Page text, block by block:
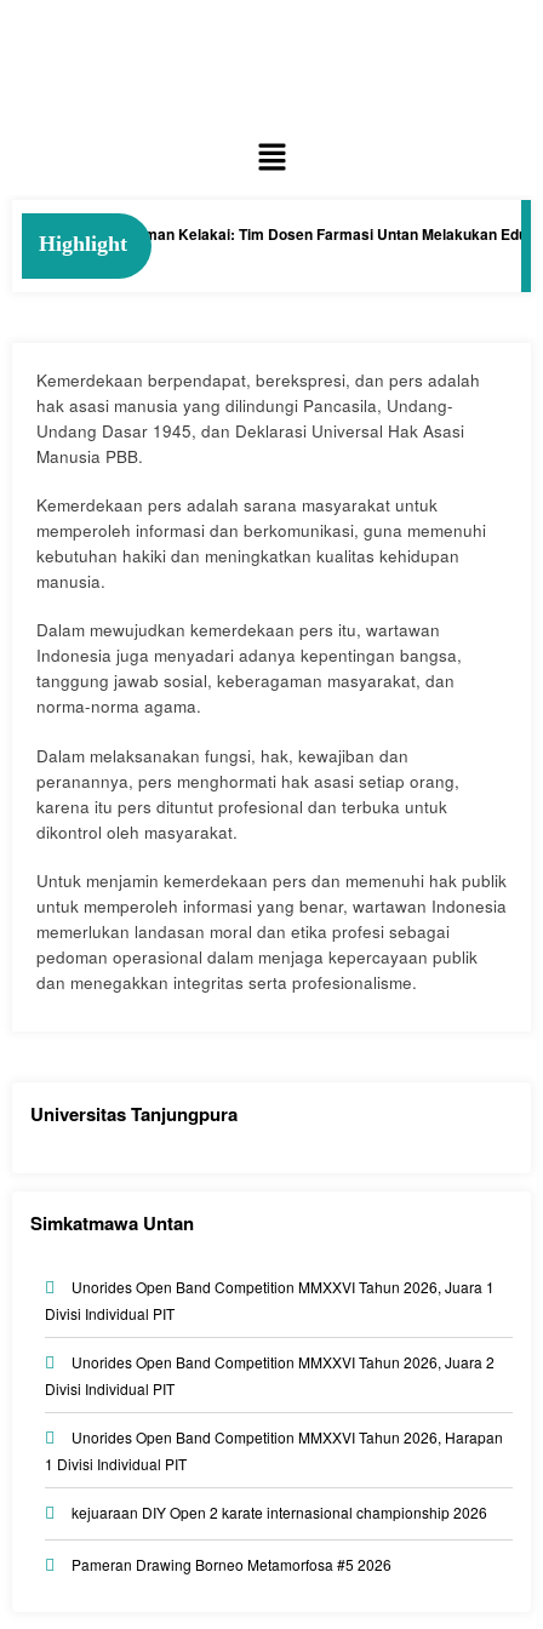
Highlight
dengan Tanaman Kelakai: Tim Dosen Farmasi Untan Melakukan
Kemerdekaan berpendapat, berekspresi, dan pers adalah
hak asasi manusia yang dilindungi Pancasila, Undang-
Undang Dasar 1945, dan Deklarasi Universal Hak Asasi
Manusia PBB.
Kemerdekaan pers adalah sarana masyarakat untuk
memperoleh informasi dan berkomunikasi, guna memenuhi
kebutuhan hakiki dan meningkatkan kualitas kehidupan
manusia.
Dalam mewujudkan kemerdekaan pers itu, wartawan
Indonesia juga menyadari adanya kepentingan bangsa,
tanggung jawab sosial, keberagaman masyarakat, dan
norma-norma agama.
Dalam melaksanakan fungsi, hak, kewajiban dan
peranannya, pers menghormati hak asasi setiap orang,
karena itu pers dituntut profesional dan terbuka untuk
dikontrol oleh masyarakat.
Untuk menjamin kemerdekaan pers dan memenuhi hak publik
untuk memperoleh informasi yang benar, wartawan Indonesia
memerlukan landasan moral dan etika profesi sebagai
pedoman operasional dalam menjaga kepercayaan publik
dan menegakkan integritas serta profesionalisme.
Universitas Tanjungpura
Simkatmawa Untan
Unorides Open Band Competition MMXXVI Tahun 2026, Juara 1
Divisi Individual PIT
Unorides Open Band Competition MMXXVI Tahun 2026, Juara 2
Divisi Individual PIT
Unorides Open Band Competition MMXXVI Tahun 2026, Harapan
1 Divisi Individual PIT
kejuaraan DIY Open 2 karate internasional championship 2026
Pameran Drawing Borneo Metamorfosa #5 2026